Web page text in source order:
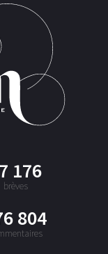
176
brèves
804